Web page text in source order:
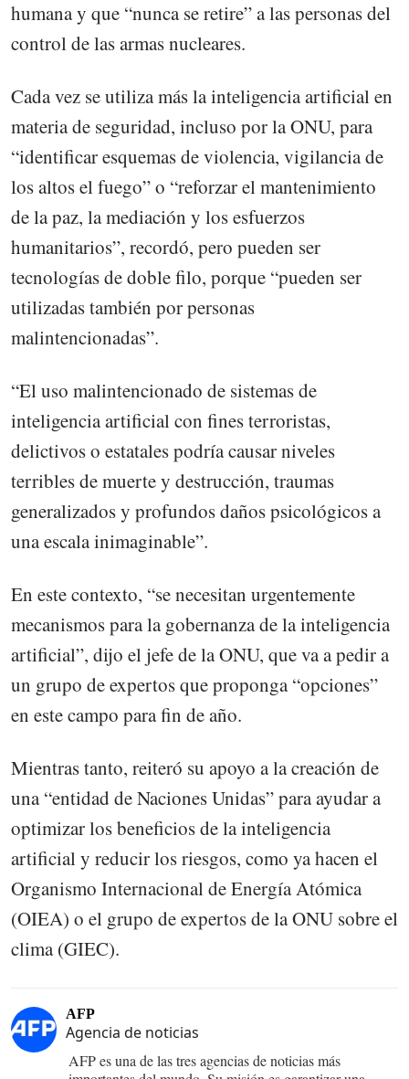
humana y que “nunca se retire” a las personas del
control de las armas nucleares.
Cada vez se utiliza más la inteligencia artificial en
materia de seguridad, incluso por la ONU, para
“identificar esquemas de violencia, vigilancia de
los altos el fuego” o “reforzar el mantenimiento
de la paz, la mediación y los esfuerzos
humanitarios”, recordó, pero pueden ser
tecnologías de doble filo, porque “pueden ser
utilizadas también por personas
malintencionadas”.
“El uso malintencionado de sistemas de
inteligencia artificial con fines terroristas,
delictivos o estatales podría causar niveles
terribles de muerte y destrucción, traumas
generalizados y profundos daños psicológicos a
una escala inimaginable”.
En este contexto, “se necesitan urgentemente
mecanismos para la gobernanza de la inteligencia
artificial”, dijo el jefe de la ONU, que va a pedir a
un grupo de expertos que proponga “opciones”
en este campo para fin de año.
Mientras tanto, reiteró su apoyo a la creación de
una “entidad de Naciones Unidas” para ayudar a
optimizar los beneficios de la inteligencia
artificial y reducir los riesgos, como ya hacen el
Organismo Internacional de Energía Atómica
(OIEA) o el grupo de expertos de la ONU sobre el
clima (GIEC).
AFP
Agencia de noticias
AFP es una de las tres agencias de noticias más